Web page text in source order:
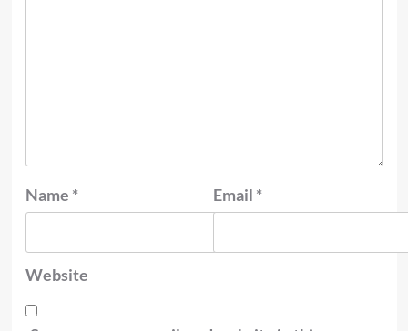
Name * Email *
Website